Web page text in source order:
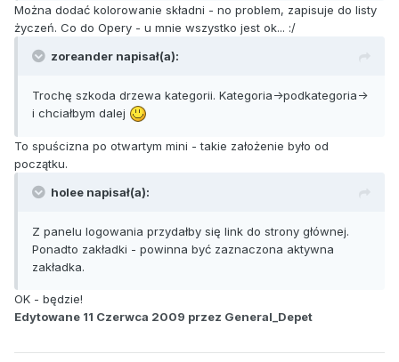
Można dodać kolorowanie składni - no problem, zapisuje do listy
życzeń. Co do Opery - u mnie wszystko jest ok... :/
zoreander napisał(a):
Trochę szkoda drzewa kategorii. Kategoria->podkategoria->
i chciałbym dalej
To spuścizna po otwartym mini - takie założenie było od
początku.
holee napisał(a):
Z panelu logowania przydałby się link do strony głównej.
Ponadto zakładki - powinna być zaznaczona aktywna
zakładka.
OK - będzie!
Edytowane 11 Czerwca 2009 przez General_Depet